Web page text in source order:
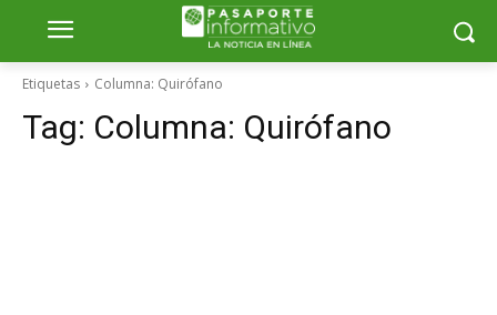
Etiquetas Columna: Quirófano
Tag: Columna: Quirófano